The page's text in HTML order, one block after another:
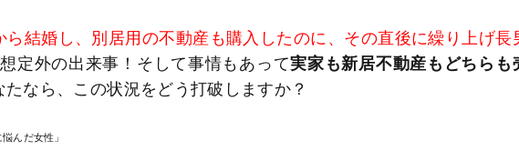
結婚し、別居用の不動産も購入したのに、その直後に繰り上げ長
定外の出来事！そして事情もあって実家も新居不動産もどちらも
たなら、この状況をどう打破しますか？
んだ女性」